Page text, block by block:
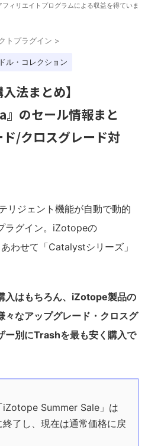
フィリエイトプログラムによる収益を得ていま
トプラグイン >
ル・コレクション
法まとめ】
のセール情報まと
/クロスグレード対
リジェント機能が自動で動的
ラグイン。iZotopeの
わせて「Catalystシリーズ」
入はもちろん、iZotope製品の
々なアップグレード・クロスグ
ー別にTrashを最も安く購入で
iZotope Summer Sale」は
了し、現在は通常価格に戻